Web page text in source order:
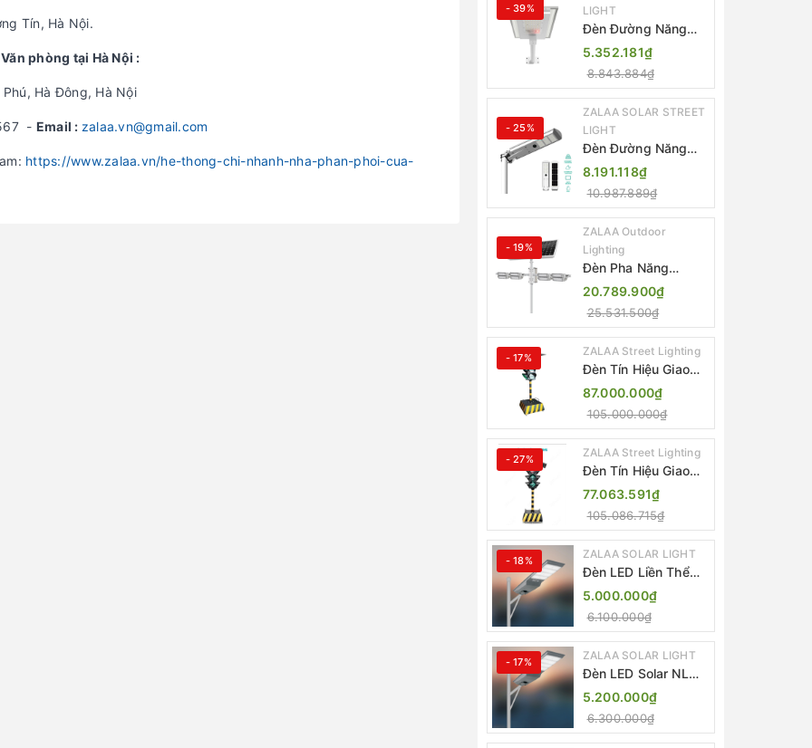
Tín, Hà Nội.
Văn phòng tại Hà Nội :
Phú, Hà Đông, Hà Nội
- Email : zalaa.vn@gmail.com
https://www.zalaa.vn/he-thong-chi-nhanh-nha-phan-phoi-cua-
- 39%
LIGHT
Đèn Đường Năng
Lượng Mặt Trời
Nhôm Đúc ZALAA
ZL-BWH Cao Cấp
IP65
5.352.181₫
8.843.884₫
- 25%
ZALAA SOLAR STREET
LIGHT
Đèn Đường Năng
Lượng Mặt Trời Tích
Hợp Camera ZALAA
ZL-BJ04-CCTV
(80W, IP65)
8.191.118₫
10.987.889₫
- 19%
ZALAA Outdoor
Lighting
Đèn Pha Năng
Lượng Mặt Trời Sân
Thể Thao ZALAA
Jsc Chống Nước
IP65 Cao Cấp
20.789.900₫
25.531.500₫
- 17% ZALAA Street Lighting
Đèn Tín Hiệu Giao
Thông Di Động Năng
Lượng Mặt Trời
ZALAA ZL-300A-D
87.000.000₫
105.000.000₫
- 27% ZALAA Street Lighting
Đèn Tín Hiệu Giao
Thông Di Động Năng
Lượng Mặt Trời
ZALAA ZL-409300C
77.063.591₫
105.086.715₫
- 18% ZALAA SOLAR LIGHT
Đèn LED Liền Thể
ZALAA Solar Street
Light ZKC-TG 20W
25W 30W All In One
5.000.000₫
6.100.000₫
- 17% ZALAA SOLAR LIGHT
Đèn LED Solar NLMT
Liền Thể ZKC-TG
20W All in One |
ZALAA Street Light
5.200.000₫
6.300.000₫